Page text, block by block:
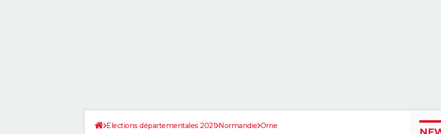
Elections départementales 2021 Normandie Orne